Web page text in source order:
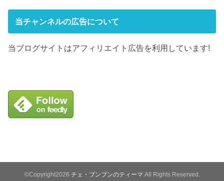
当チャンネルの広告について
当ブログサイトはアフィリエイト広告を利用しています!
©Copyright2026 チェ・ブンブンのティーマ .All Rights Reserved.